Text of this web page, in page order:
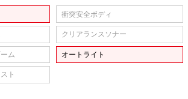
衝突安全ボディ
クリアランスソナー
ム オートライト
ト